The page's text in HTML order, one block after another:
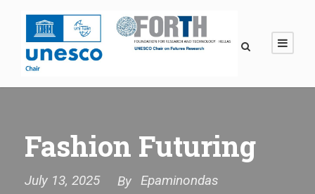
Fashion Futuring
July 13, 2025 By Epaminondas